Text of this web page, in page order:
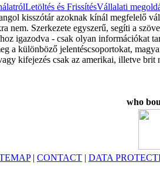
Letöltés és FrissítésVállalati
kisszótár azoknak kínál megfelelő
nem. Szerkezete egyszerű, segíti a
igazodva - csak olyan információkat
a különböző jelentéscsoportokat,
kifejezés csak az amerikai, illetve
who
| CONTACT | DATA